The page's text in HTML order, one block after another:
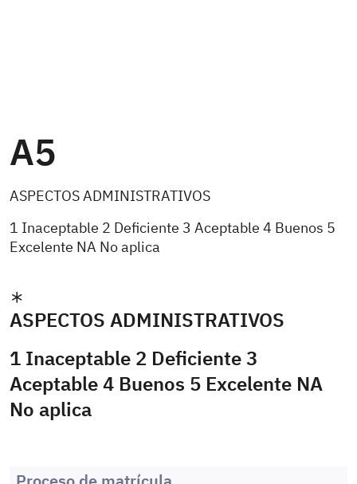
A5
ASPECTOS ADMINISTRATIVOS
1 Inaceptable 2 Deficiente 3 Aceptable 4 Buenos 5
Excelente NA No aplica
ASPECTOS ADMINISTRATIVOS
1 Inaceptable 2 Deficiente 3
Aceptable 4 Buenos 5 Excelente NA
No aplica